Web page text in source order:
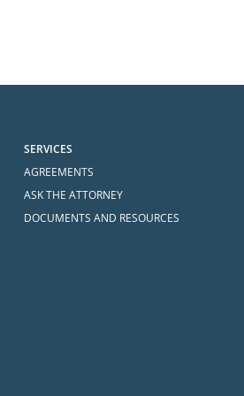
SERVICES
AGREEMENTS
ASK THE ATTORNEY
DOCUMENTS AND RESOURCES